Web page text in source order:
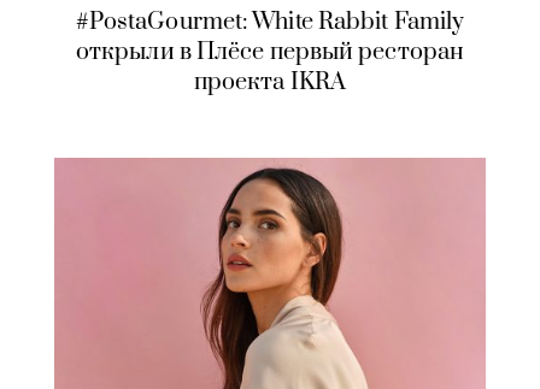
#PostaGourmet: White Rabbit Family
открыли в Плёсе первый ресторан
проекта IKRA